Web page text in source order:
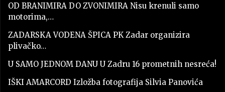
OD BRANIMIRA DO ZVONIMIRA Nisu krenuli samo
motorima,…
ZADARSKA VODENA ŠPICA PK Zadar organizira
plivačko…
U SAMO JEDNOM DANU U Zadru 16 prometnih nesreća!
IŠKI AMARCORD Izložba fotografija Silvia Panovića